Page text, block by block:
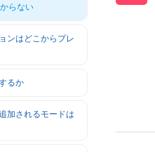
らない
ンはどこからプレ
るか
加されるモードは